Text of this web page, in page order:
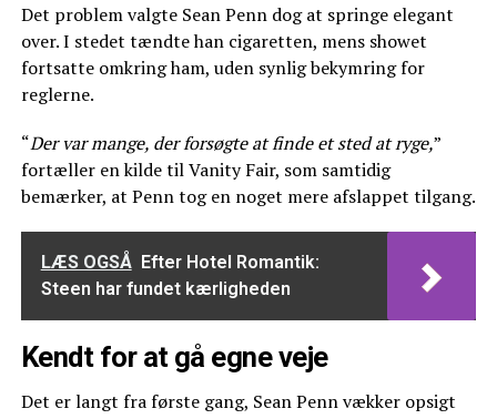
Det problem valgte Sean Penn dog at springe elegant
over. I stedet tændte han cigaretten, mens showet
fortsatte omkring ham, uden synlig bekymring for
reglerne.
“Der var mange, der forsøgte at finde et sted at ryge,”
fortæller en kilde til Vanity Fair, som samtidig
bemærker, at Penn tog en noget mere afslappet tilgang.
LÆS OGSÅ Efter Hotel Romantik:
Steen har fundet kærligheden
Kendt for at gå egne veje
Det er langt fra første gang, Sean Penn vækker opsigt